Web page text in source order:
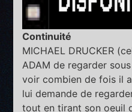
Continuité
MICHAEL DRUCKER
ADAM de regarder
voir combien de fois il
lui demande de
tout en tirant son oeuil